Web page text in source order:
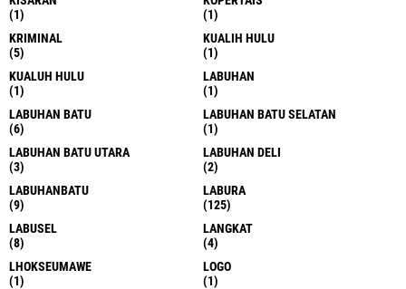
(1)
(1)
KRIMINAL
(5)
KUALIH HULU
(1)
KUALUH HULU
(1)
LABUHAN
(1)
LABUHAN BATU
(6)
LABUHAN BATU SELATAN
(1)
LABUHAN BATU UTARA
(3)
LABUHAN DELI
(2)
LABUHANBATU
(9)
LABURA
(125)
LABUSEL
(8)
LANGKAT
(4)
LHOKSEUMAWE
(1)
LOGO
(1)